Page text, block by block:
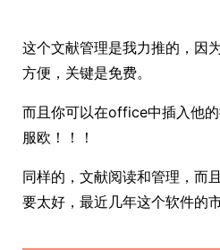
这个文献管理是我力推的，因
方便，关键是免费。
而且你可以在office中插入他
服欧！！！
同样的，文献阅读和管理，而
要太好，最近几年这个软件的